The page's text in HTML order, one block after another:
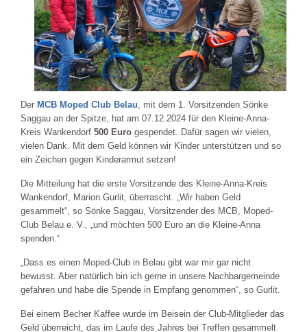
Der MCB Moped Club Belau , mit dem 1. Vorsitzenden Sönke
Saggau an der Spitze, hat am 07.12.2024 für den Kleine-Anna-
Kreis Wankendorf 500 Euro gespendet. Dafür sagen wir vielen,
vielen Dank. Mit dem Geld können wir Kinder unterstützen und so
ein Zeichen gegen Kinderarmut setzen!
Die Mitteilung hat die erste Vorsitzende des Kleine-Anna-Kreis
Wankendorf, Marion Gurlit, überrascht. „Wir haben Geld
gesammelt“, so Sönke Saggau, Vorsitzender des MCB, Moped-
Club Belau e. V., „und möchten 500 Euro an die Kleine-Anna
spenden.“
„Dass es einen Moped-Club in Belau gibt war mir gar nicht
bewusst. Aber natürlich bin ich gerne in unsere Nachbargemeinde
gefahren und habe die Spende in Empfang genommen“, so Gurlit.
Bei einem Becher Kaffee wurde im Beisein der Club-Mitglieder das
Geld überreicht, das im Laufe des Jahres bei Treffen gesammelt